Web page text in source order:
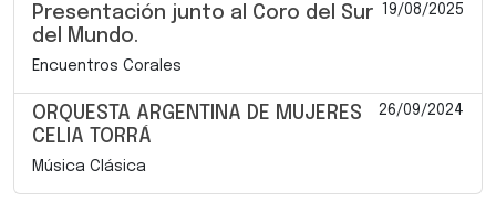
Presentación junto al Coro del Sur
del Mundo.
19/08/2025
Encuentros Corales
ORQUESTA ARGENTINA DE MUJERES
CELIA TORRÁ
26/09/2024
Música Clásica